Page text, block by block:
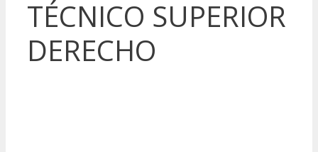
TÉCNICO SUPERIOR
DERECHO